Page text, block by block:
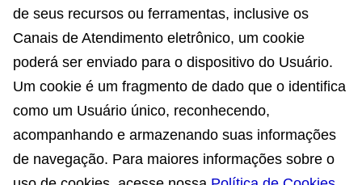
de seus recursos ou ferramentas, inclusive os
Canais de Atendimento eletrônico, um cookie
poderá ser enviado para o dispositivo do Usuário.
Um cookie é um fragmento de dado que o identifica
como um Usuário único, reconhecendo,
acompanhando e armazenando suas informações
de navegação. Para maiores informações sobre o